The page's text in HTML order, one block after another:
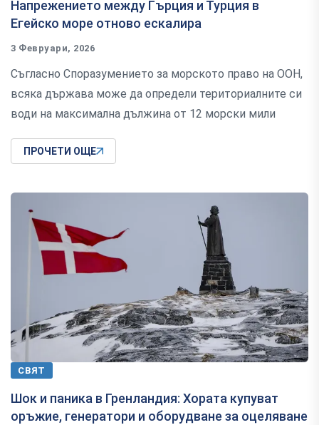
Напрежението между Гърция и Турция в
Егейско море отново ескалира
3 Февруари, 2026
Съгласно Споразумението за морското право на ООН,
всяка държава може да определи териториалните си
води на максимална дължина от 12 морски мили
ПРОЧЕТИ ОЩЕ
СВЯТ
Шок и паника в Гренландия: Хората купуват
оръжие, генератори и оборудване за оцеляване